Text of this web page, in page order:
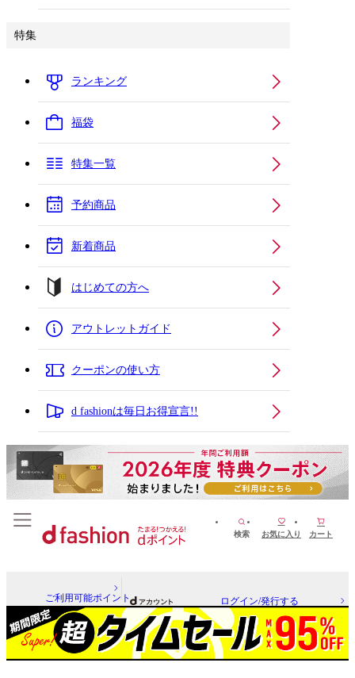
特集
ランキング
福袋
特集一覧
予約商品
新着商品
はじめての方へ
アウトレットガイド
クーポンの使い方
d fashionは毎日お得宣言!!
検索 お気に入り カート
ご利用可能ポイント ログイン/発行する